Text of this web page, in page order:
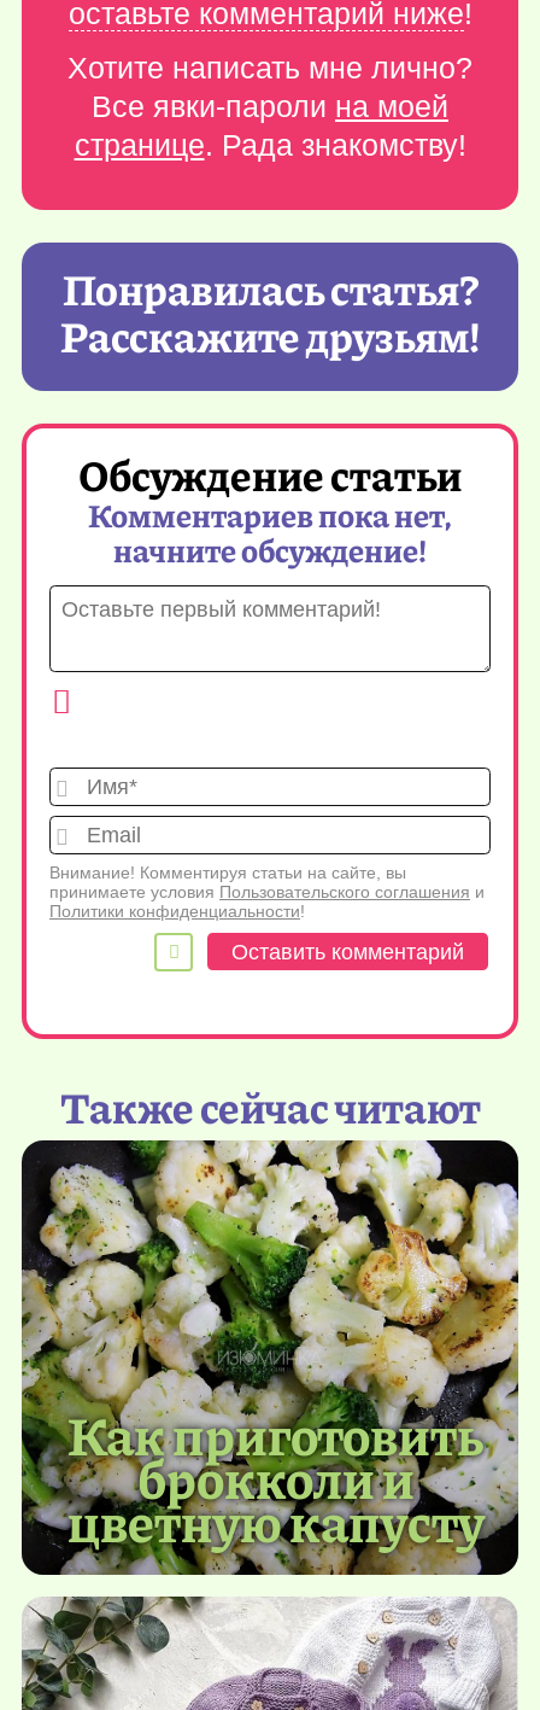
оставьте комментарий ниже!
Хотите написать мне лично?
Все явки-пароли на моей
странице. Рада знакомству!
Понравилась статья?
Расскажите друзьям!
Обсуждение статьи
Комментариев пока нет,
начните обсуждение!
Имя*
Внимание! Комментируя статьи на сайте, вы
принимаете условия Пользовательского соглашения и
Политики конфиденциальности!
Также сейчас читают
Как приготовить
брокколи и
цветную капусту